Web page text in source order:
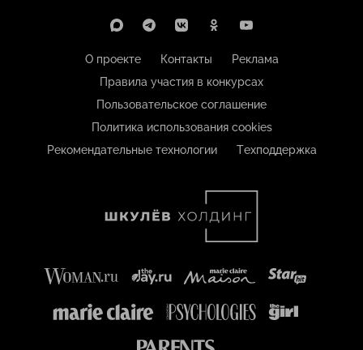
О проекте Контакты
Реклама
Правила участия в конкурсах
Пользовательское соглашение
Политика использования cookies
Рекомендательные технологии
Техподдержка